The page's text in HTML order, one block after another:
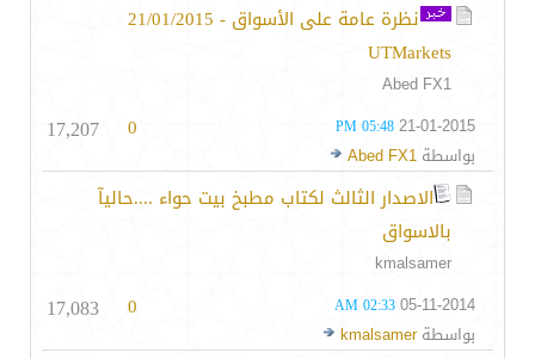
نظرة عامة على الأسواق - 21/01/2015
UTMarkets
Abed FX1
21-01-2015
05:48 PM
بواسطة Abed FX1
0
17,207
الاصدار الثالث لكتاب مطبخ بيت حواء ....حاليآ
بالاسواق
kmalsamer
05-11-2014
02:33 AM
بواسطةkmalsamer
0
17,083